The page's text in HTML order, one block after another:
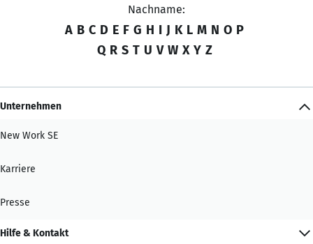
Nachname:
A B C D E F G H I J K L M N O P
Q R S T U V W X Y Z
Unternehmen
New Work SE
Karriere
Presse
Hilfe & Kontakt